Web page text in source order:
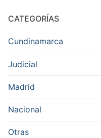
CATEGORÍAS
Cundinamarca
Judicial
Madrid
Nacional
Otras